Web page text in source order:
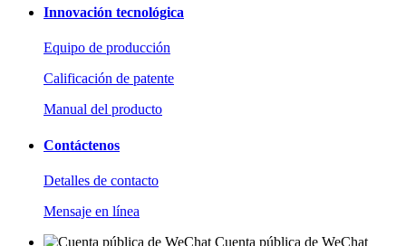
Innovación tecnológica
Equipo de producción
Calificación de patente
Manual del producto
Contáctenos
Detalles de contacto
Mensaje en línea
Cuenta pública de WeChat